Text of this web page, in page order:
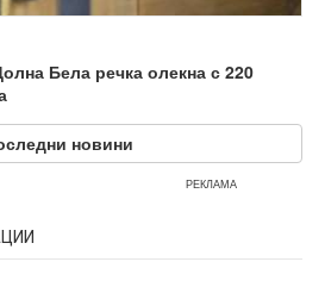
Бела речка олекна с 220
новини
РЕКЛАМА